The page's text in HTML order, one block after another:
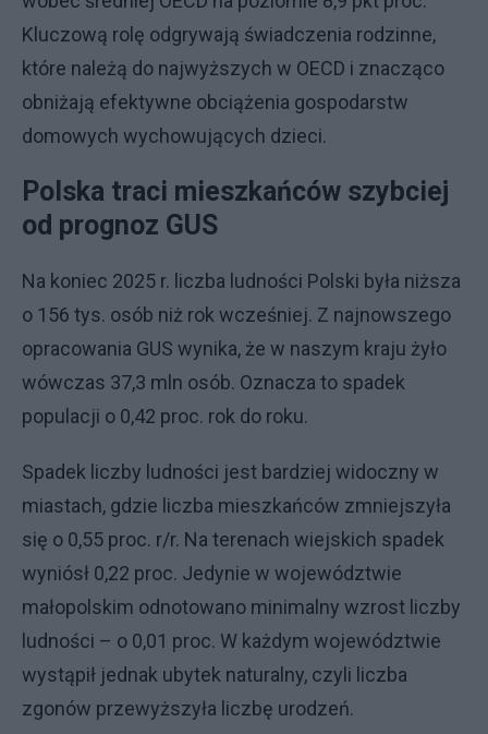
Kluczową rolę odgrywają świadczenia rodzinne,
które należą do najwyższych w OECD i znacząco
obniżają efektywne obciążenia gospodarstw
domowych wychowujących dzieci.
Polska traci mieszkańców szybciej
od prognoz GUS
Na koniec 2025 r. liczba ludności Polski była niższa
o 156 tys. osób niż rok wcześniej. Z najnowszego
opracowania GUS wynika, że w naszym kraju żyło
wówczas 37,3 mln osób. Oznacza to spadek
populacji o 0,42 proc. rok do roku.
Spadek liczby ludności jest bardziej widoczny w
miastach, gdzie liczba mieszkańców zmniejszyła
się o 0,55 proc. r/r. Na terenach wiejskich spadek
wyniósł 0,22 proc. Jedynie w województwie
małopolskim odnotowano minimalny wzrost liczby
ludności – o 0,01 proc. W każdym województwie
wystąpił jednak ubytek naturalny, czyli liczba
zgonów przewyższyła liczbę urodzeń.